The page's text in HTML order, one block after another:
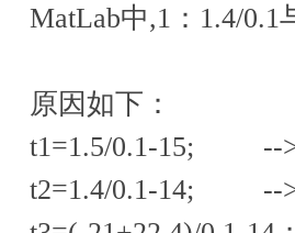
MatLab中,1：1.4/
原因如下：
t1=1.5/0.1-15; -->
t2=1.4/0.1-14; -->